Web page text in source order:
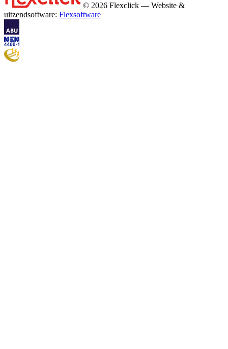
© 2026 Flexclick — Website &
uitzendsoftware: Flexsoftware